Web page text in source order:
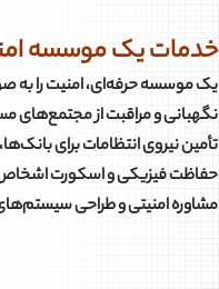
خدمات یک موسسه
یک موسسه حرفه‌ای، امنیت را به
نگهبانی و مراقبت از مجتمع‌های
تأمین نیروی انتظامات برای
حفاظت فیزیکی و اسکورت
مشاوره امنیتی و طراحی